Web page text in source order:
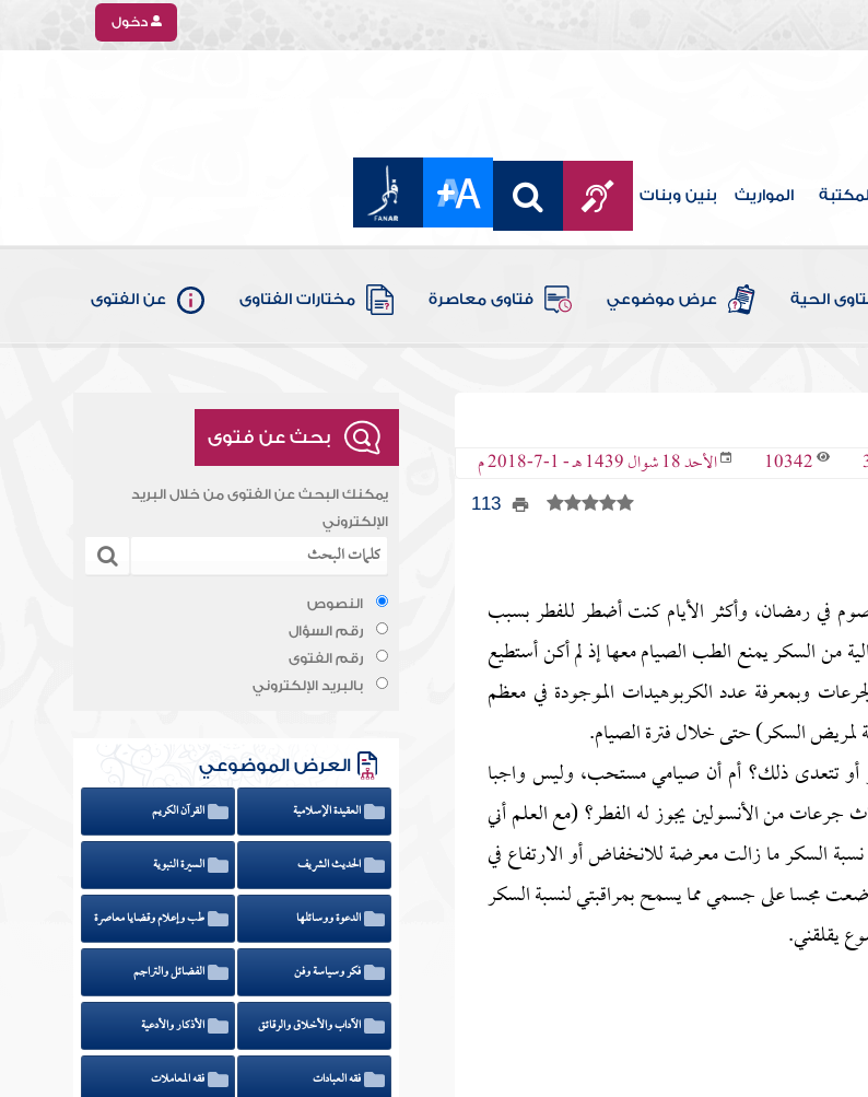
دخول
المواريث بنين وبنات
الحية عرض موضوعي فتاوى معاصرة مختارات الفتاوى عن الفتوى
10342 الأحد 18 شوال 1439 هـ - 1-7-2018 م
113
في رمضان، وأكثر الأيام كنت أضطر للفطر بسبب
من السكر يمنع الطب الصيام معها إذ لم أكن أستطيع
وبمعرفة عدد الكربوهيدات الموجودة في معظم
لمريض السكر) حتى خلال فترة الصيام.
أو تتعدى ذلك؟ أم أن صيامي مستحب، وليس واجبا
جرعات من الأنسولين يجوز له الفطر؟ (مع العلم أني
السكر ما زالت معرضة للانخفاض أو الارتفاع في
مجسا على جسمي مما يسمح بمراقبتي لنسبة السكر
يقلقني.
بحث عن فتوى
يمكنك البحث عن الفتوى من خلال البريد
الإلكتروني
النصوص
رقم السؤال
رقم الفتوى
بالبريد الإلكتروني
العرض الموضوعي
العقيدة الإسلامية القرآن الكريم
الحديث الشريف السيرة النبوية
الدعوة ووسائلها طب وإعلام وقضايا معاصرة
فكر وسياسة وفن الفضائل والتراجم
الآداب والأخلاق والرقائق الأذكار والأدعية
فقه العبادات فقه المعاملات